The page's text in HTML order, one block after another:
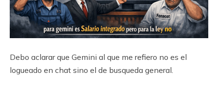
Debo aclarar que Gemini al que me refiero no es el
logueado en chat sino el de busqueda general.